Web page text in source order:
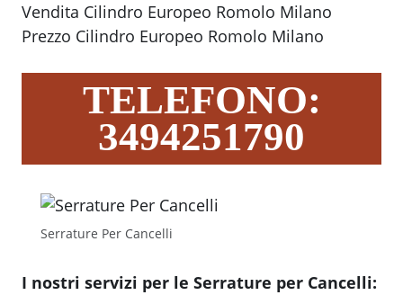
Vendita Cilindro Europeo Romolo Milano
Prezzo Cilindro Europeo Romolo Milano
TELEFONO:
3494251790
Serrature Per Cancelli
I nostri servizi per le Serrature per Cancelli: